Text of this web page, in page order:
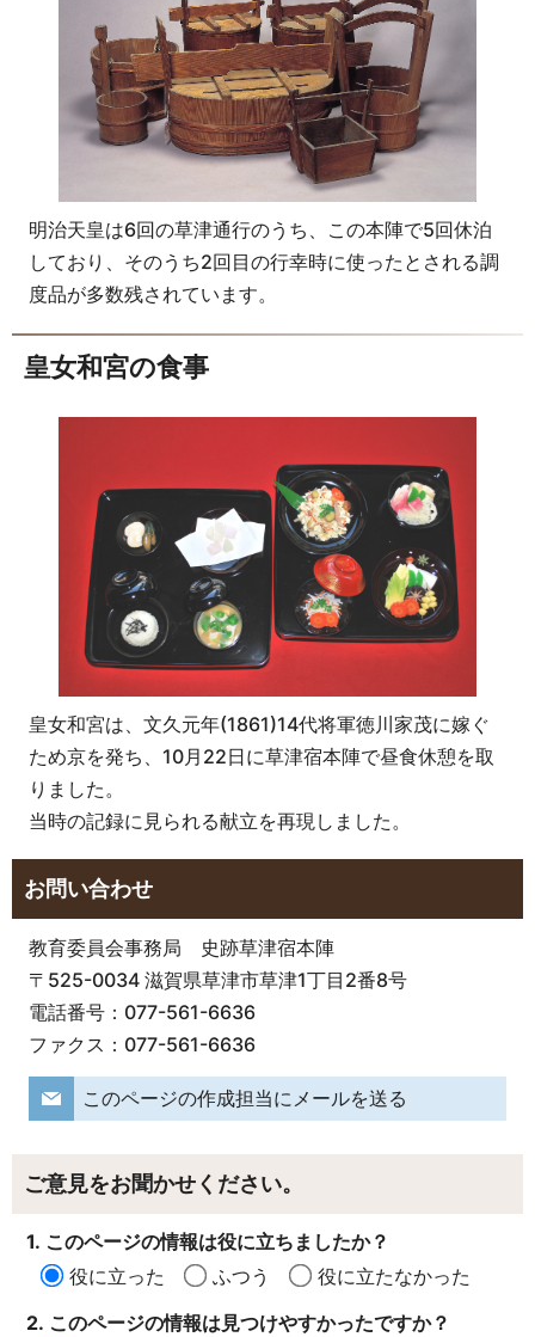
明治天皇は6回の草津通行のうち、この本陣で5回休泊
しており、そのうち2回目の行幸時に使ったとされる調
度品が多数残されています。
皇女和宮の食事
皇女和宮は、文久元年(1861)14代将軍徳川家茂に嫁ぐ
ため京を発ち、10月22日に草津宿本陣で昼食休憩を取
りました。
当時の記録に見られる献立を再現しました。
お問い合わせ
教育委員会事務局 史跡草津宿本陣
〒525-0034 滋賀県草津市草津1丁目2番8号
電話番号：077-561-6636
ファクス：077-561-6636
このページの作成担当にメールを送る
ご意見をお聞かせください。
1. このページの情報は役に立ちましたか？
役に立った
ふつう
役に立たなかった
2. このページの情報は見つけやすかったですか？